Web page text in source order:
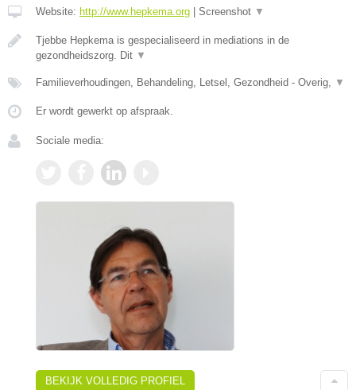
Website: http://www.hepkema.org Screenshot ▼
Tjebbe Hepkema is gespecialiseerd in mediations in de
gezondheidszorg. Dit ▼
Familieverhoudingen, Behandeling, Letsel, Gezondheid - Overig, ▼
Er wordt gewerkt op afspraak.
Sociale media:
BEKIJK VOLLEDIG PROFIEL